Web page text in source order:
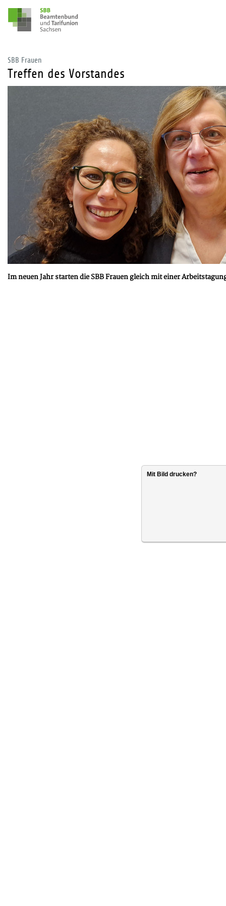
SBB Frauen
Treffen des Vorstandes
Im neuen Jahr starten die SBB Frauen gleich mit einer
Mit Bild drucken?